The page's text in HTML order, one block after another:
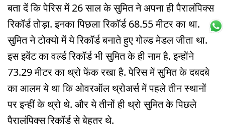
बता दें कि पेरिस में 26 साल के सुमित ने अपना ही पैरालंपिक्स
रिकॉर्ड तोड़ा. इनका पिछला रिकॉर्ड 68.55 मीटर का था.
सुमित ने टोक्यो में ये रिकॉर्ड बनाते हुए गोल्ड मेडल जीता था.
इस इवेंट का वर्ल्ड रिकॉर्ड भी सुमित के ही नाम है. इन्होंने
73.29 मीटर का थ्रो फेंक रखा है. पेरिस में सुमित के दबदबे
का आलम ये था कि ओवरऑल थ्रोअर्स में पहले तीन स्थानों
पर इन्हीं के थ्रो थे. और ये तीनों ही थ्रो सुमित के पिछले
पैरालंपिक्स रिकॉर्ड से बेहतर थे.